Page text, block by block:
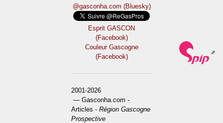
@gasconha.com (Bluesky)
Esprit GASCON
(Facebook)
Couleur Gascogne
(Facebook)
2001-2026
— Gasconha.com -
Articles -Région Gascogne
Prospective